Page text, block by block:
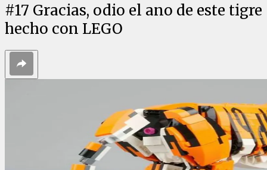
#17 Gracias, odio el ano de este tigre
hecho con LEGO